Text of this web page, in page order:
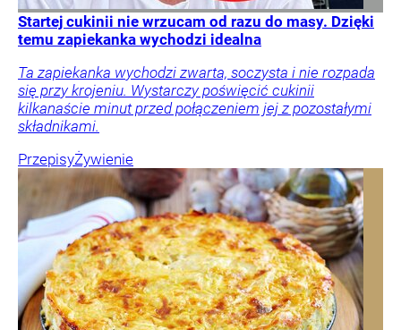
Startej cukinii nie wrzucam od razu do masy. Dzięki
temu zapiekanka wychodzi idealna
Ta zapiekanka wychodzi zwarta, soczysta i nie rozpada
się przy krojeniu. Wystarczy poświęcić cukinii
kilkanaście minut przed połączeniem jej z pozostałymi
składnikami.
PrzepisyŻywienie